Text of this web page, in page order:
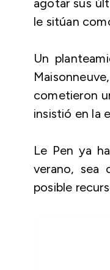
agotar sus
le sitúan
Un
cometieron
insistió en la
Le Pen ya
verano, sea
posible